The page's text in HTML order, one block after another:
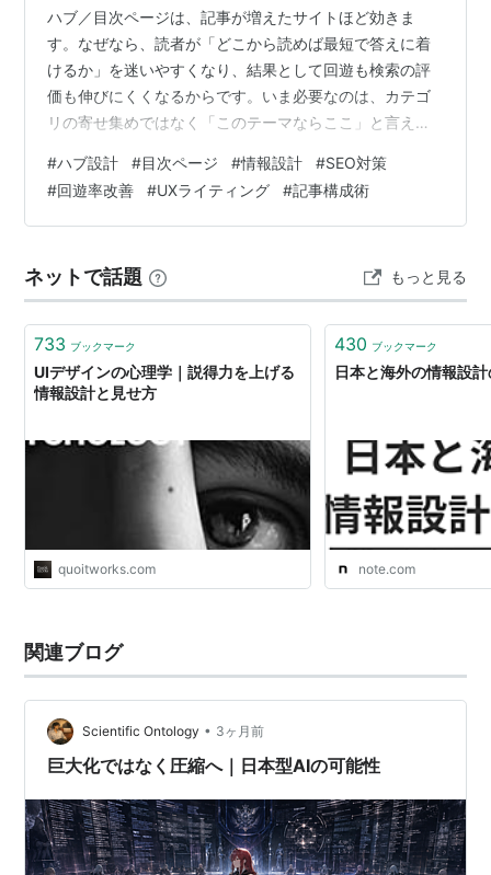
ハブ／目次ページは、記事が増えたサイトほど効きま
す。なぜなら、読者が「どこから読めば最短で答えに着
けるか」を迷いやすくなり、結果として回遊も検索の評
価も伸びにくくなるからです。いま必要なのは、カテゴ
リの寄せ集めではなく「このテーマならここ」と言え
来ても内部から来ても、まず冒頭で答えの全体像がつか
めて、そのまま最短の導線で下層記事へ進める状態で
す。そのために、見出し（＝章立て）、カード（＝行動
やカニバリ（＝検索意図の食い合い）が起きにくい形に
寄せます。 前編-1では、まず役割を「検索の着地」と…
#ハブ設計 #目次ページ #情報設計 #SEO対策
#回遊率改善 #UXライティング #記事構成術
ネットで話題 もっと見る
733 ブックマーク
UIデザインの心理学｜説得力を上げる
情報設計と見せ方
quoitworks.com
430 ブックマーク
日本と海外の情報設
note.com
関連ブログ
Scientific Ontology • 3ヶ月前
巨大化ではなく圧縮へ｜日本型AIの可能性